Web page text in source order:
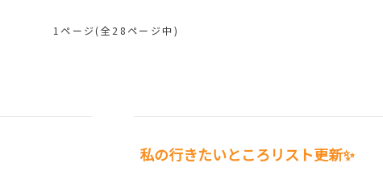
1ページ(全28ページ中)
私の行きたいところリスト更新✨